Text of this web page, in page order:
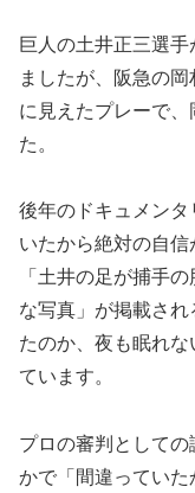
巨人の土井正三選
ましたが、阪急の
に見えたプレーで
た。
後年のドキュメン
いたから絶対の自
「土井の足が捕手
な写真」が掲載さ
たのか、夜も眠れ
ています。
プロの審判として
かで「間違ってい